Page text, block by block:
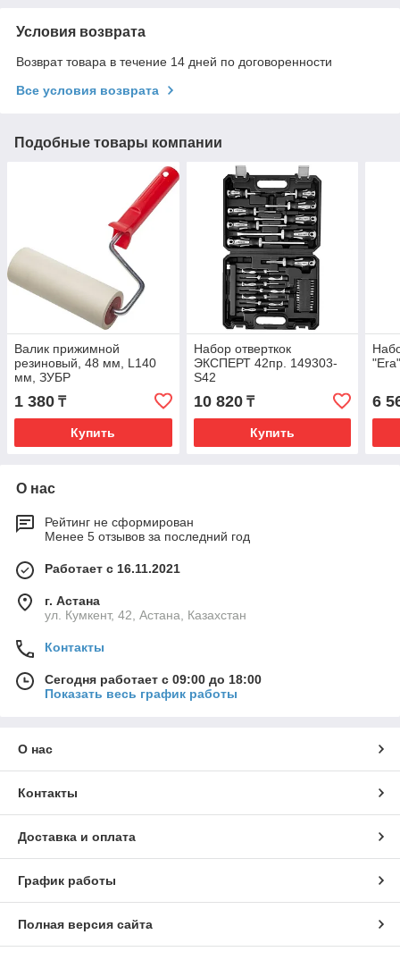
Условия возврата
Возврат товара в течение 14 дней по договоренности
Все условия возврата
Подобные товары компании
Валик прижимной
резиновый, 48 мм, L140
мм, ЗУБР
1 380 ₸
Купить
Набор отверткок
ЭКСПЕРТ 42пр. 149303-
S42
10 820₸
Купить
6
О нас
Рейтинг не сформирован
Менее 5 отзывов за последний год
Работает с 16.11.2021
г. Астана
ул. Кумкент, 42, Астана, Казахстан
Контакты
Сегодня работает с 09:00 до 18:00
Показать весь график работы
О нас
Контакты
Доставка и оплата
График работы
Полная версия сайта